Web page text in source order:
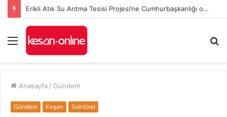
Erikli Atık Su Arıtma Tesisi Projesi’ne Cumhurbaşkanlığı onayı
Menü
...
Anasayfa / Gündem
Gündem Keşan Sektörel